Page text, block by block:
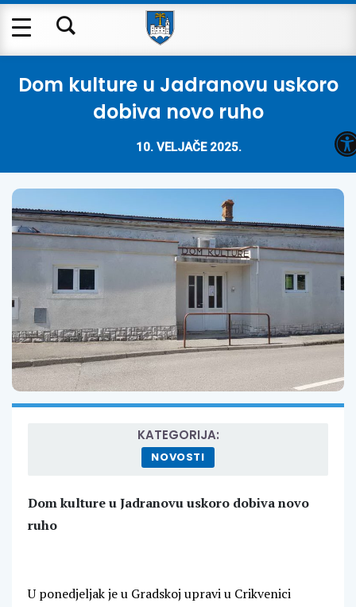
Dom kulture u Jadranovu uskoro
dobiva novo ruho
10. VELJAČE 2025.
KATEGORIJA:
NOVOSTI
Dom kulture u Jadranovu uskoro dobiva novo
ruho
U ponedjeljak je u Gradskoj upravi u Crikvenici